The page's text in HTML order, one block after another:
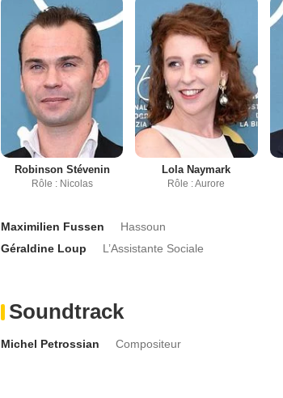
Robinson Stévenin
Rôle : Nicolas
Lola Naymark
Rôle : Aurore
Maximilien Fussen
Hassoun
Géraldine Loup
L’Assistante Sociale
Soundtrack
Michel Petrossian Compositeur